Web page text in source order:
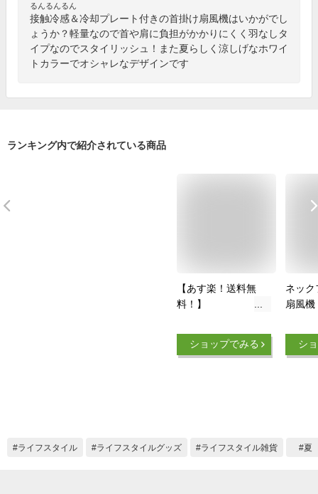
るんるんるん
接触冷感＆冷却プレート付きの首掛け扇風機はいかがでし
ょうか？軽量なので首や肩に負担がかかりにくく羽なしタ
イプなのでスタイリッシュ！また夏らしく涼しげなホワイ
トカラーでオシャレなデザインです
ランキング内で紹介されている商品
【あす楽！送料無
料！】
ポコ）ネックファン
冷却プレート付き
冷感 ひんやり 接触
ショップでみる
ネック
扇風
チェ式
付き
シ
ライフスタイル ライフスタイルグッズ ライフスタイル雑貨 夏